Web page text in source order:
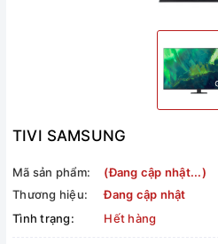
TIVI SAMSUNG
Mã sản phẩm:
(Đang cập nhật...)
Thương hiệu:
Đang cập nhật
Tình trạng:
Hết hàng